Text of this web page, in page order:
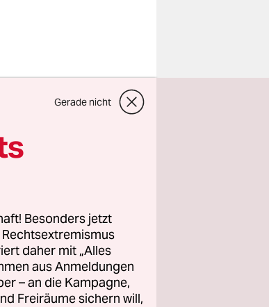
Gerade nicht
Besonders jetzt
daher mit „Alles
aus Anmeldungen
– an die Kampagne,
Freiräume sichern will,